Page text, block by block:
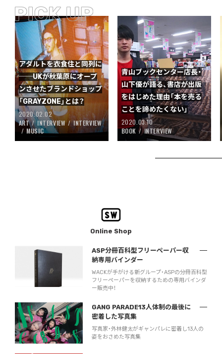
アダルトを衣食住と同列に
──UKが秋葉原にオープ
ンさせたブランドショップ
「GRAYZONE」とは？
2020.02.02
ART
INTERVIEW
INTERVIEW
MUSIC
青山ブックセンター店長・
山下優が語る、書店が出版
をはじめた理由「本を売る
ことを諦めたくない」
2020.03.10
BOOK
INTERVIEW
Online Shop
ASP分冊百科型フリーペーパー収
納専用バインダー
WACKが手がける新グループ・ASPの分冊百科型
フリーペーパーを収納するための専用バインダ
ー販売中！
GANG PARADE13人体制の最後に
密着した写真集
写真家・外林健太がギャンパレに密着し13人の
姿をおさめた写真集